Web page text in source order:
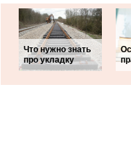
Что нужно знать
про укладку